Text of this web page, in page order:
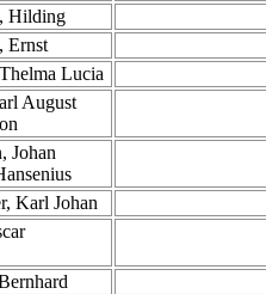
Hilding
Ernst
Lucia
August
Johan
Karl Johan